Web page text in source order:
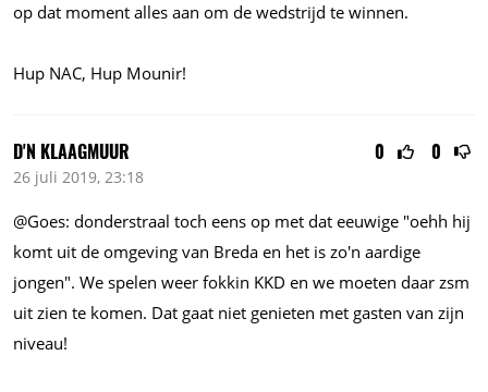
op dat moment alles aan om de wedstrijd te winnen.
Hup NAC, Hup Mounir!
0 0
D'N KLAAGMUUR
26 juli 2019, 23:18
@Goes: donderstraal toch eens op met dat eeuwige "oehh hij
komt uit de omgeving van Breda en het is zo'n aardige
jongen". We spelen weer fokkin KKD en we moeten daar zsm
uit zien te komen. Dat gaat niet genieten met gasten van zijn
niveau!